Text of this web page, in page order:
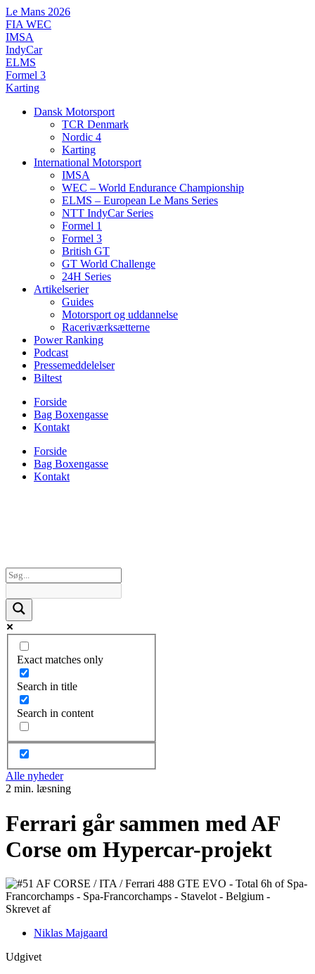
Videre
til
indhold
Le Mans 2026
FIA WEC
IMSA
IndyCar
ELMS
Formel 3
Karting
Dansk Motorsport
TCR Denmark
Nordic 4
Karting
International Motorsport
IMSA
WEC – World Endurance Championship
ELMS – European Le Mans Series
NTT IndyCar Series
Formel 1
Formel 3
British GT
GT World Challenge
24H Series
Artikelserier
Guides
Motorsport og uddannelse
Raceriværksætterne
Power Ranking
Podcast
Pressemeddelelser
Biltest
Forside
Bag Boxengasse
Kontakt
Forside
Bag Boxengasse
Kontakt
Exact matches only
Search in title
Search in content
Alle nyheder
2 min. læsning
Ferrari går sammen med AF
Corse om Hypercar-projekt
Skrevet af
Niklas Majgaard
Udgivet